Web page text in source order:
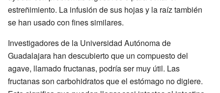
estreñimiento. La infusión de sus hojas y la raíz también
se han usado con fines similares.
Investigadores de la Universidad Autónoma de
Guadalajara han descubierto que un compuesto del
agave, llamado fructanas, podría ser muy útil. Las
fructanas son carbohidratos que el estómago no digiere.